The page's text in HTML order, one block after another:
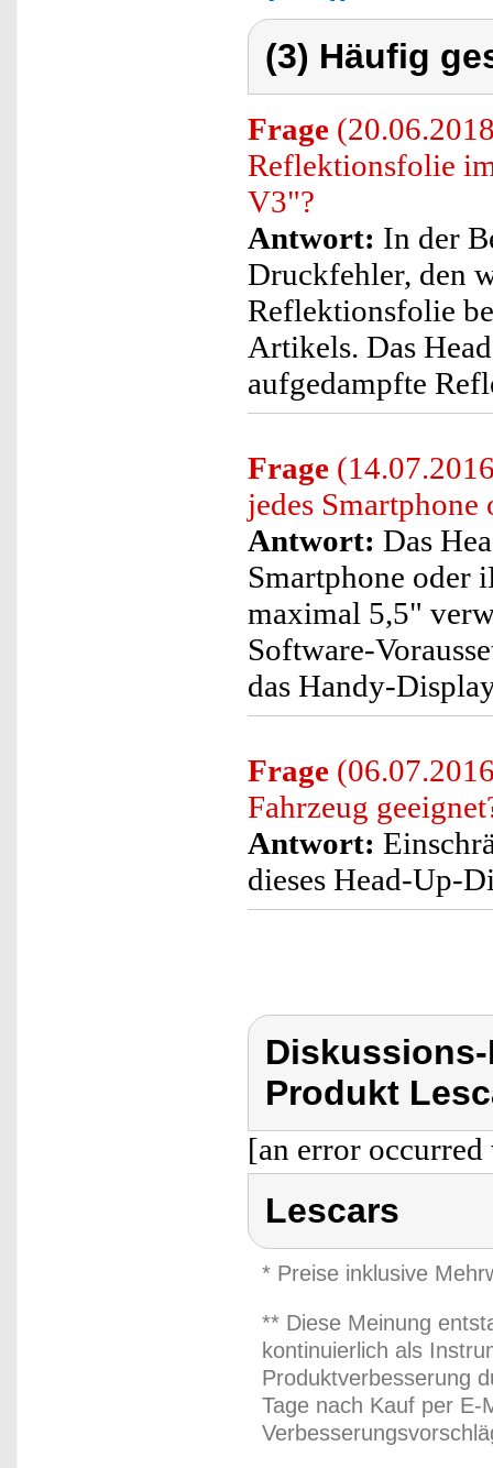
(3) Häufig
Frage
Reflektionsfolie
V3"?
Antwort: In der
Druckfehler, den
Reflektionsfolie
Artikels. Das
aufgedampfte
Frage
jedes Smartphone
Antwort: Das
Smartphone oder
maximal 5,5"
Software-
das Handy-
Frage
Fahrzeug
Antwort:
dieses Head-Up-
Produkt
[an error
Lescars
* Preise inklusive
** Diese Meinung
kontinuierlich als
Produktverbesserung
Tage nach Kauf per E-